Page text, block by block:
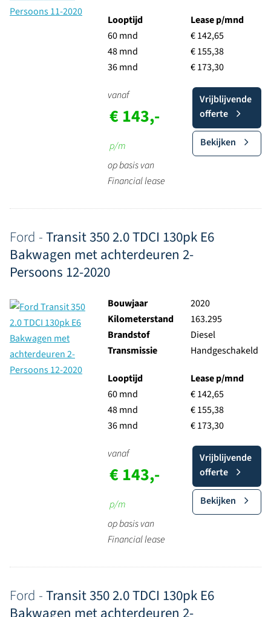
Looptijd
60 mnd
48 mnd
36 mnd
Lease p/mnd
€ 142,65
€ 155,38
€ 173,30
vanaf
€ 143,-
p/m
op basis van
Financial lease
Vrijblijvende
offerte
Bekijken
Ford -Transit 350 2.0 TDCI 130pk E6
Bakwagen met achterdeuren 2-
Persoons 12-2020
Bouwjaar
2020
Kilometerstand
163.295
Brandstof
Diesel
Transmissie
Handgeschakeld
Looptijd
60 mnd
48 mnd
36 mnd
Lease p/mnd
€ 142,65
€ 155,38
€ 173,30
vanaf
€ 143,-
p/m
op basis van
Financial lease
Vrijblijvende
offerte
Bekijken
Ford -Transit 350 2.0 TDCI 130pk E6